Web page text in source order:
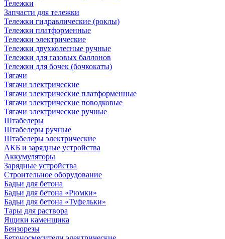
Тележки
Запчасти для тележки
Тележки гидравлические (роклы)
Тележки платформенные
Тележки электрические
Тележки двухколесные ручные
Тележки для газовых баллонов
Тележки для бочек (бочкокаты)
Тягачи
Тягачи электрические
Тягачи электрические платформенные
Тягачи электрические поводковые
Тягачи электрические ручные
Штабелеры
Штабелеры ручные
Штабелеры электрические
АКБ и зарядные устройства
Аккумуляторы
Зарядные устройства
Строительное оборудование
Бадьи для бетона
Бадьи для бетона «Рюмки»
Бадьи для бетона «Туфельки»
Тары для раствора
Ящики каменщика
Бензорезы